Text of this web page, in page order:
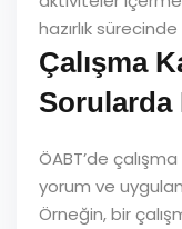
hazırlık
Çalışma
Sorularda
ÖABT’de
yorum ve
Örneğin, bir